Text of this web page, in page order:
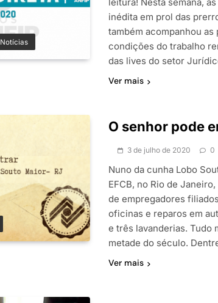
Notícias
inédita em prol das
também acompanhou
condições do trabalho
das lives do setor
Ver mais
O senhor pode
3 de julho de 2020 0
Nuno da cunha Lobo
EFCB, no Rio de
de empregadores
oficinas e reparos em
e três lavanderias. Tudo
metade do século.
Ver mais